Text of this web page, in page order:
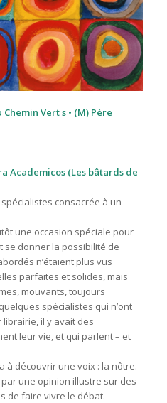
Vert s • (M) Père
Academicos (Les bâtards de
consacrée à un
une occasion spéciale pour
se donner la possibilité de
n’étaient plus vus
parfaites et solides, mais
mouvants, toujours
spécialistes qui n’ont
il y avait des
leur vie, et qui parlent – et
à découvrir une voix : la nôtre.
une opinion illustre sur des
de faire vivre le débat.